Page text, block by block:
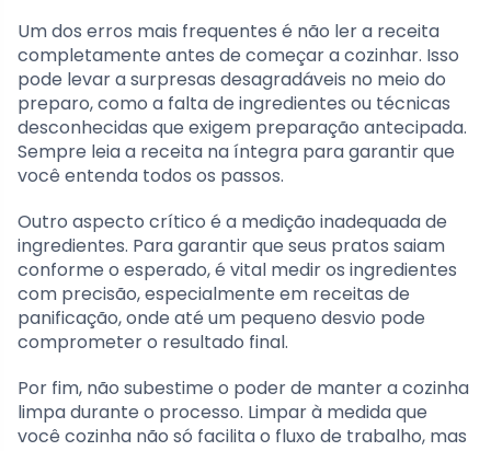
Um dos erros mais frequentes é não ler a receita
completamente antes de começar a cozinhar. Isso
pode levar a surpresas desagradáveis no meio do
preparo, como a falta de ingredientes ou técnicas
desconhecidas que exigem preparação antecipada.
Sempre leia a receita na íntegra para garantir que
você entenda todos os passos.
Outro aspecto crítico é a medição inadequada de
ingredientes. Para garantir que seus pratos saiam
conforme o esperado, é vital medir os ingredientes
com precisão, especialmente em receitas de
panificação, onde até um pequeno desvio pode
comprometer o resultado final.
Por fim, não subestime o poder de manter a cozinha
limpa durante o processo. Limpar à medida que
você cozinha não só facilita o fluxo de trabalho, mas